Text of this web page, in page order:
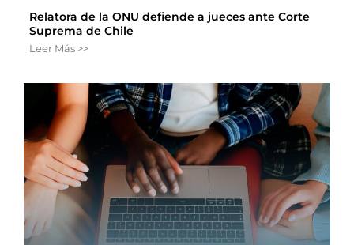
Relatora de la ONU defiende a jueces ante Corte
Suprema de Chile
Leer Más >>